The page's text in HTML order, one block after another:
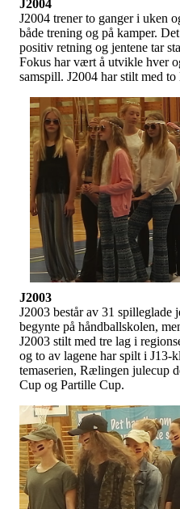
J2004
J2004 trener to ganger i uken
både trening og på kamper.
positiv retning og jentene tar
Fokus har vært å utvikle hver
samspill. J2004 har stilt med
J2003
J2003 består av 31 spilleglade
begynte på håndballskolen,
J2003 stilt med tre lag i
og to av lagene har spilt i J13-
temaserien, Rælingen julecup
Cup og Partille Cup.